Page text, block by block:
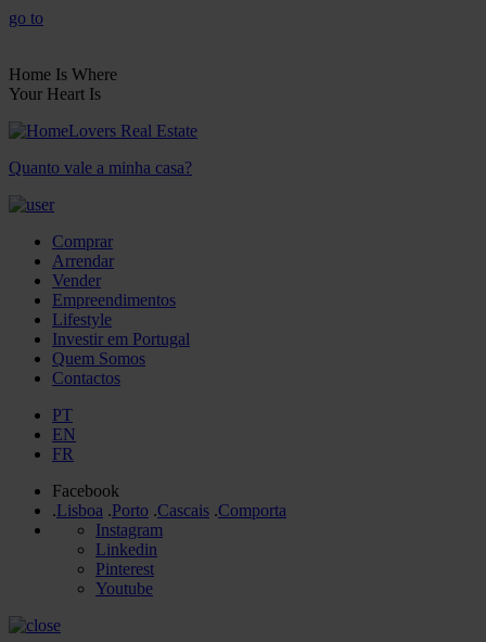
go to
Home Is Where
Your Heart Is
Quanto vale a minha casa?
Comprar
Arrendar
Vender
Empreendimentos
Lifestyle
Investir em Portugal
Quem Somos
Contactos
PT
EN
FR
Facebook
.Lisboa .Porto .Cascais .Comporta
Instagram
Linkedin
Pinterest
Youtube